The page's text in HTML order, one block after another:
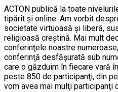
ACTON publică la toate
tipărit şi online. Am vorbit
societate virtuoasă şi liberă,
religioasă creştină. Mai mult
conferinţele noastre
conferinţă desfăşurată sub
care o găzduim în fiecare vară
peste 850 de participanţi, din
vom avea mai mulţi participanţi